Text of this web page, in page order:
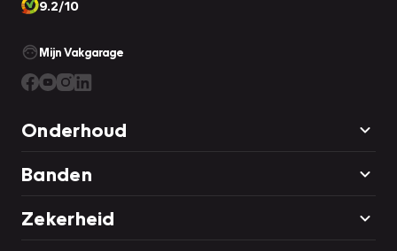
9.2/10
Mijn Vakgarage
Onderhoud
Banden
Zekerheid